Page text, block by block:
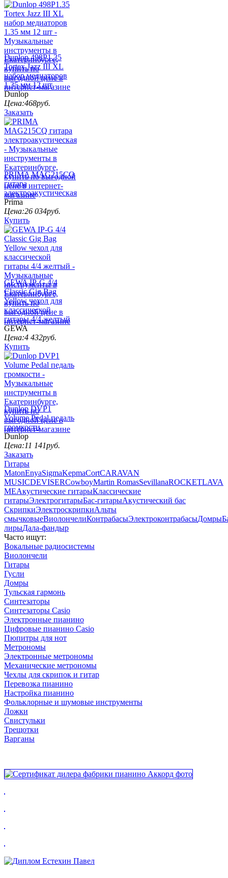
Dunlop 498P1.35
Tortex Jazz III XL
набор медиаторов
1.35 мм 12 шт
Dunlop
Цена:468руб.
Заказать
PRIMA MAG215CQ
гитара
электроакустическая
Prima
Цена:26 034руб.
Купить
GEWA IP-G 4/4
Classic Gig Bag
Yellow чехол для
классической
гитары 4/4 желтый
GEWA
Цена:4 432руб.
Купить
Dunlop DVP1
Volume Pedal педаль
громкости
Dunlop
Цена:11 141руб.
Заказать
Гитары
MatonEnyaSigmaKepmaCortCARAVAN
MUSICDEVISERCowboyMartin RomasSevillanaROCKETLAVA
MEАкустические гитарыКлассические
гитарыЭлектрогитарыБас-гитарыАкустический бас
СкрипкиЭлектроскрипкиАльты
смычковыеВиолончелиКонтрабасыЭлектроконтрабасыДомры
лирыДала-фандыр
Часто ищут:
Вокальные радиосистемы
Виолончели
Гитары
Гусли
Домры
Тульская гармонь
Синтезаторы
Синтезаторы Casio
Электронные пианино
Цифровые пианино Casio
Пюпитры для нот
Метрономы
Электронные метрономы
Механические метрономы
Чехлы для скрипок и гитар
Перевозка пианино
Настройка пианино
Фольклорные и шумовые инструменты
Ложки
Свистульки
Трещотки
Варганы